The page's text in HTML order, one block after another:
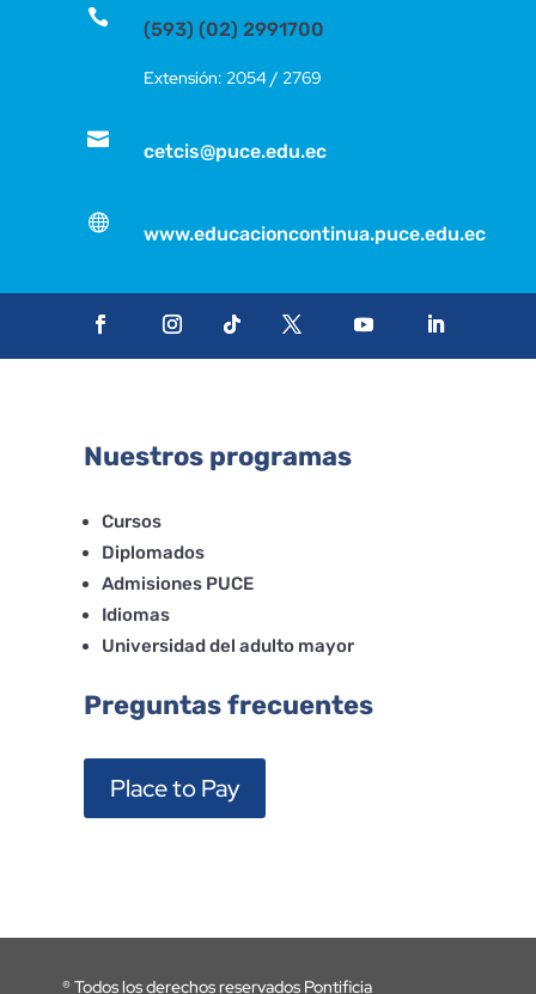

(593) (02) 2991700
Extensión: 2054 / 2769

cetcis@puce.edu.ec

www.educacioncontinua.puce.edu.ec
Nuestros programas
Cursos
Diplomados
Admisiones PUCE
Idiomas
Universidad del adulto mayor
Preguntas frecuentes
Place to Pay
®Todos los derechos reservados Pontificia